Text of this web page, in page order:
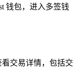
钱包，进入多签钱
交易详情，包括交